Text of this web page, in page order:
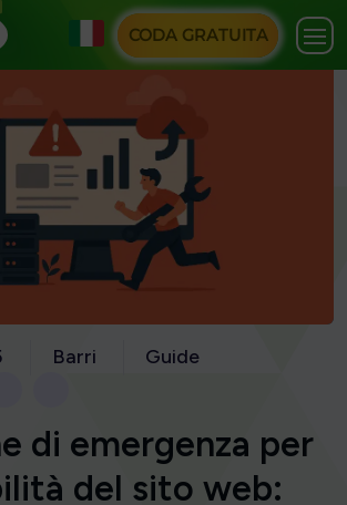
CODA GRATUITA
Barri Guide
di emergenza per
del sito web: